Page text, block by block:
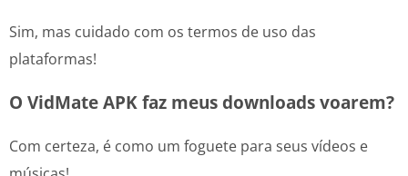
Sim, mas cuidado com os termos de uso das
plataformas!
O VidMate APK faz meus downloads voarem?
Com certeza, é como um foguete para seus vídeos e